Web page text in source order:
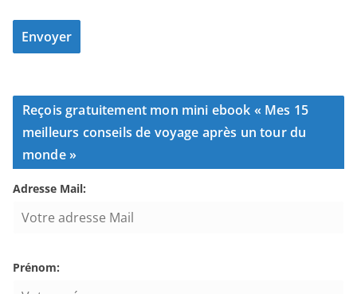
Reçois gratuitement mon mini ebook « Mes 15
meilleurs conseils de voyage après un tour du
monde »
Adresse Mail:
Prénom: